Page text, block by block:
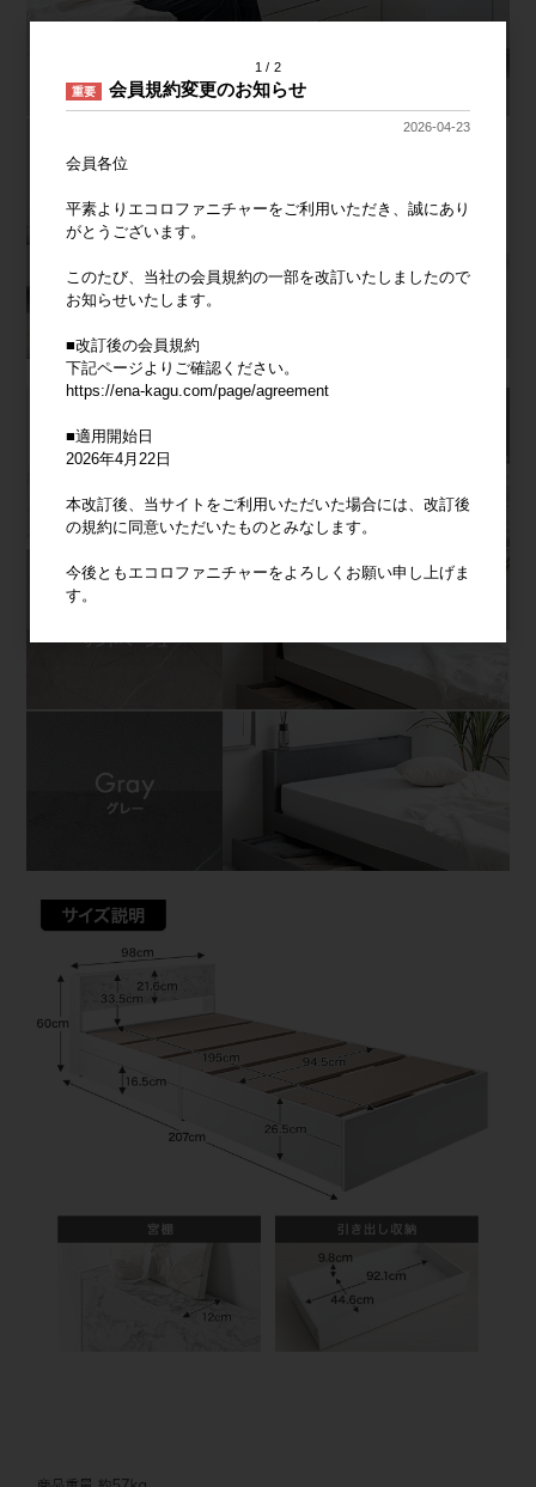
1 2
重要 会員規約変更のお知らせ
2026-04-23
会員各位
平素よりエコロファニチャーをご利用いただき、誠にあり
がとうございます。
このたび、当社の会員規約の一部を改訂いたしましたので
お知らせいたします。
■改訂後の会員規約
下記ページよりご確認ください。
https://ena-kagu.com/page/agreement
■適用開始日
2026年4月22日
本改訂後、当サイトをご利用いただいた場合には、改訂後
の規約に同意いただいたものとみなします。
今後ともエコロファニチャーをよろしくお願い申し上げま
す。